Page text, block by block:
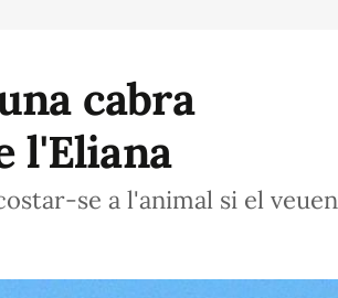
cabra
l'Eliana
se a l'animal si el veuen